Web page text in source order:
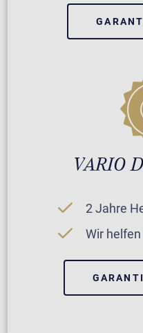
VARIO
2 Jahre
Wir